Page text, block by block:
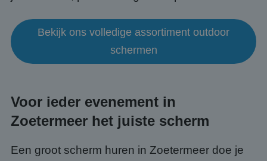
Bekijk ons volledige assortiment outdoor
schermen
Voor ieder evenement in
Zoetermeer het juiste scherm
Een groot scherm huren in Zoetermeer doe je